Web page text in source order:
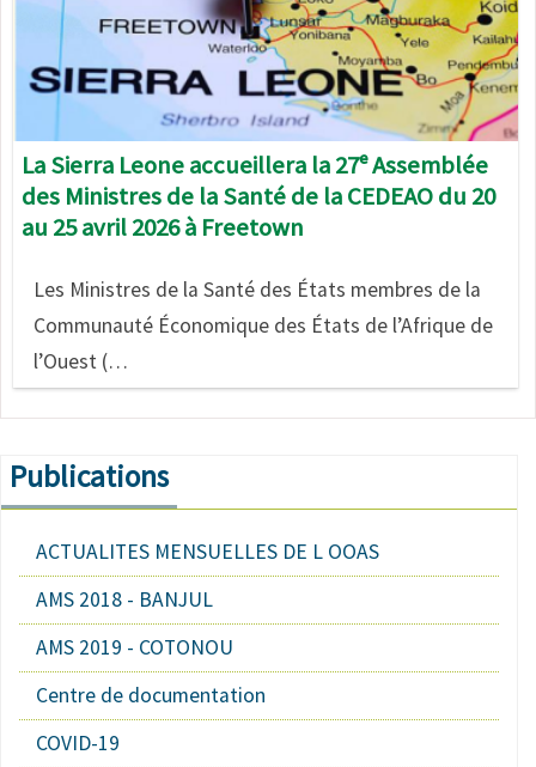
La Sierra Leone accueillera la 27ᵉ Assemblée
des Ministres de la Santé de la CEDEAO du 20
au 25 avril 2026 à Freetown
Les Ministres de la Santé des États membres de la
Communauté Économique des États de l’Afrique de
l’Ouest (…
Publications
ACTUALITES MENSUELLES DE L OOAS
AMS 2018 - BANJUL
AMS 2019 - COTONOU
Centre de documentation
COVID-19